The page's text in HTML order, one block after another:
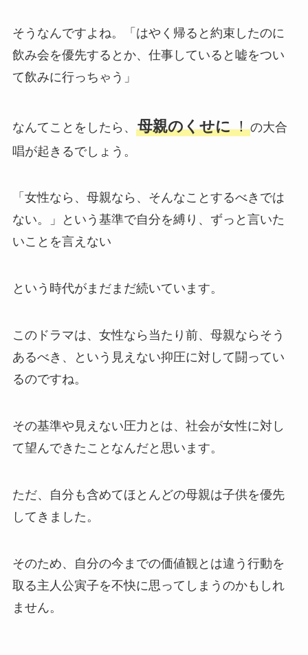
そうなんですよね。「はやく帰ると約束したのに
飲み会を優先するとか、仕事していると嘘をつい
て飲みに行っちゃう」
なんてことをしたら、 母親のくせに！の大合
唱が起きるでしょう。
「女性なら、母親なら、そんなことするべきでは
ない。」という基準で自分を縛り、ずっと言いた
いことを言えない
という時代がまだまだ続いています。
このドラマは、女性なら当たり前、母親ならそう
あるべき、という見えない抑圧に対して闘ってい
るのですね。
その基準や見えない圧力とは、社会が女性に対し
て望んできたことなんだと思います。
ただ、自分も含めてほとんどの母親は子供を優先
してきました。
そのため、自分の今までの価値観とは違う行動を
取る主人公寅子を不快に思ってしまうのかもしれ
ません。